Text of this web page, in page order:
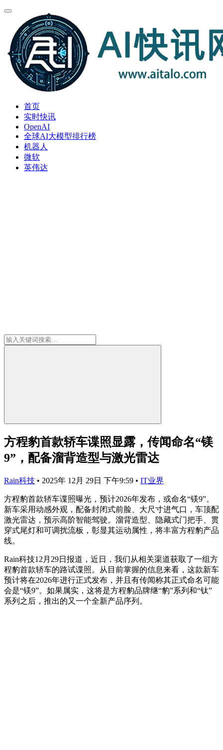
首页
实时快讯
OpenAI
全球AI大模型排行榜
机器人
微软
英伟达
方程豹首款轿车谍照显露，传闻命名“镁
9”，配备溜背造型与激光雷达
Rain科技 • 2025年 12月 29日 下午9:59 • IT业界
方程豹首款轿车谍照曝光，预计2026年发布，或命名“镁9”。
新车采用动感外观，配备封闭式前脸、大尺寸进气口，车顶配
激光雷达，预示高阶智能驾驶。溜背造型、隐藏式门把手、贯
穿式尾灯和可调扰流板，彰显其运动属性，将丰富方程豹产品
线。
Rain科技12月29日报道，近日，我们从相关渠道获取了一组方
程豹首款轿车的路试谍照。从目前掌握的信息来看，这款新车
预计将在2026年进行正式发布，并且有传闻称其正式命名可能
会是“镁9”。如果属实，这将是方程豹品牌继“豹”系列和“钛”
系列之后，推出的又一个全新产品序列。